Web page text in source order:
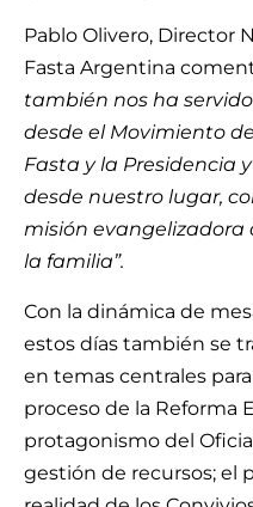
Pablo Olivero, Director
Fasta Argentina
también nos ha
desde el Movimiento
Fasta y la Presidencia
desde nuestro lugar,
misión evangelizadora
la familia”.
Con la dinámica de
estos días también se
en temas centrales
proceso de la Reforma
protagonismo del
gestión de recursos; el